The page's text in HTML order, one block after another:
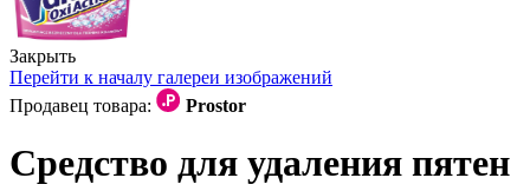
Закрыть
Перейти к началу галереи изображений
Продавец товара:
Prostor
Средство для удаления пятен